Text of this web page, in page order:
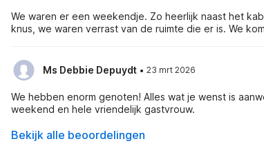
We waren er een weekendje. Zo heerlijk naast het
knus, we waren verrast van de ruimte die er is. We
Ms Debbie Depuydt · 23 mrt 2026
We hebben enorm genoten! Alles wat je wenst is aanwezig. Het is niet de grote luxe, maar echt meer hoeft dit niet te zijn. Fantastisch
weekend en hele vriendelijk gastvrouw.
Bekijk alle beoordelingen